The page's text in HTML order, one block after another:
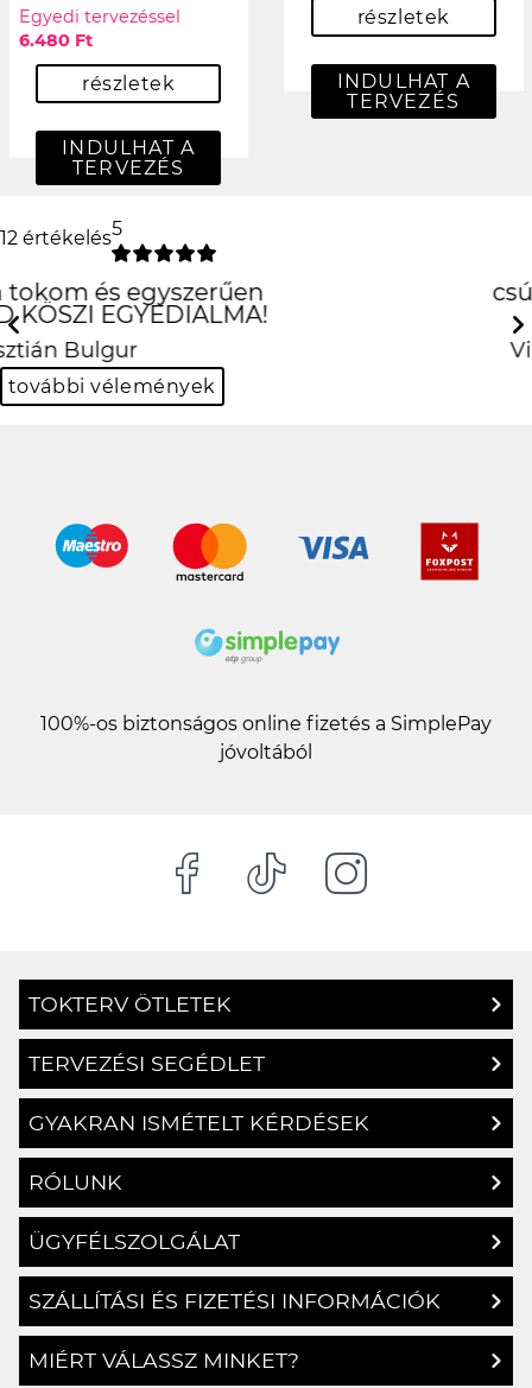
Egyedi tervezéssel
6.480 Ft
részletek
INDULHAT A
TERVEZÉS
részletek
INDULHAT A
TERVEZÉS
12 értékelés5
csúcs lett
köszi!
Viktor Kovács
Previous
további vélemények
100%-os biztonságos online fizetés a SimplePay
jóvoltából
TOKTERV ÖTLETEK
TERVEZÉSI SEGÉDLET
GYAKRAN ISMÉTELT KÉRDÉSEK
RÓLUNK
ÜGYFÉLSZOLGÁLAT
SZÁLLÍTÁSI ÉS FIZETÉSI INFORMÁCIÓK
MIÉRT VÁLASSZ MINKET?